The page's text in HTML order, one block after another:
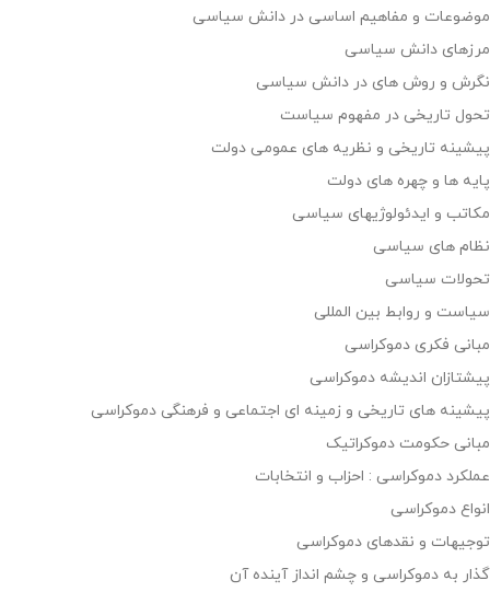
موضوعات و مفاهیم اساسی در دانش سیاسی
مرزهای دانش سیاسی
نگرش و روش های در دانش سیاسی
تحول تاریخی در مفهوم سیاست
پیشینه تاریخی و نظریه های عمومی دولت
پایه ها و چهره های دولت
مکاتب و ایدئولوژیهای سیاسی
نظام های سیاسی
تحولات سیاسی
سیاست و روابط بین المللی
مبانی فکری دموکراسی
پیشتازان اندیشه دموکراسی
پیشینه های تاریخی و زمینه ای اجتماعی و فرهنگی دموکراسی
مبانی حکومت دموکراتیک
عملکرد دموکراسی : احزاب و انتخابات
انواع دموکراسی
توجیهات و نقدهای دموکراسی
گذار به دموکراسی و چشم انداز آینده آن